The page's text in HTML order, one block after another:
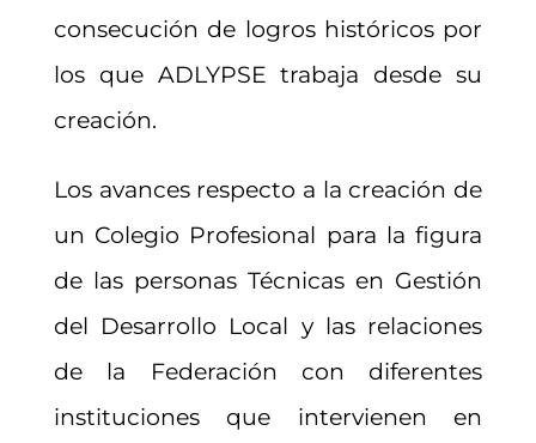
consecución de logros históricos por
los que ADLYPSE trabaja desde su
creación.
Los avances respecto a la creación de
un Colegio Profesional para la figura
de las personas Técnicas en Gestión
del Desarrollo Local y las relaciones
de la Federación con diferentes
instituciones que intervienen en